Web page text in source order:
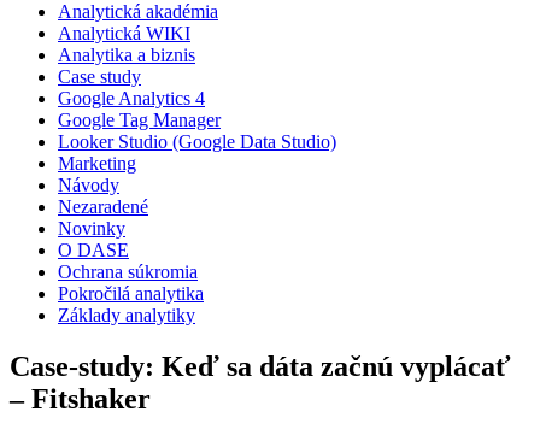
Analytická akadémia
Analytická WIKI
Analytika a biznis
Case study
Google Analytics 4
Google Tag Manager
Looker Studio (Google Data Studio)
Marketing
Návody
Nezaradené
Novinky
O DASE
Ochrana súkromia
Pokročilá analytika
Základy analytiky
Case-study: Keď sa dáta začnú vyplácať
– Fitshaker